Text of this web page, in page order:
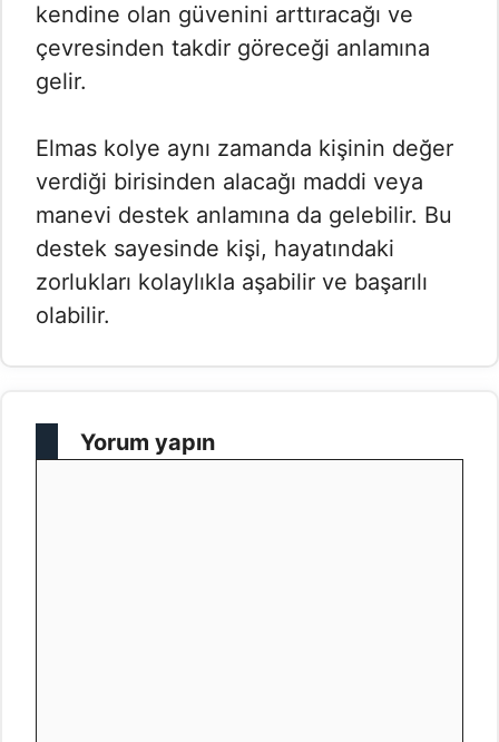
kendine olan güvenini arttıracağı ve
çevresinden takdir göreceği anlamına
gelir.
Elmas kolye aynı zamanda kişinin değer
verdiği birisinden alacağı maddi veya
manevi destek anlamına da gelebilir. Bu
destek sayesinde kişi, hayatındaki
zorlukları kolaylıkla aşabilir ve başarılı
olabilir.
Yorum yapın